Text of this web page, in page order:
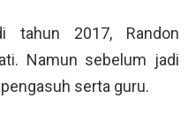
tahun 2017, Randon
Namun sebelum jadi
serta guru.